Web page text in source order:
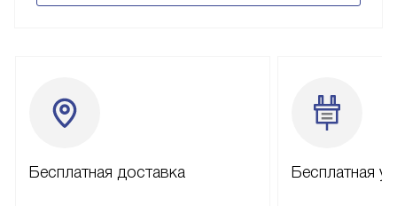
Бесплатная доставка Бесплатная